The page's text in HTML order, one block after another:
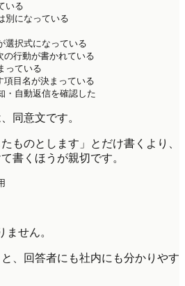
いる
別になっている
選択式になっている
の行動が書かれている
っている
目名が決まっている
同意文です。
ものとします」とだけ書くより、
書くほうが親切です。
ません。
、回答者にも社内にも分かりやす